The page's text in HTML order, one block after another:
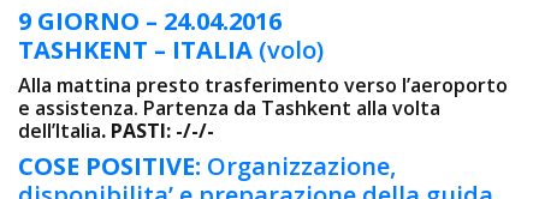
9 GIORNO – 24.04.2016
TASHKENT – ITALIA (volo)
Alla mattina presto trasferimento verso l’aeroporto
e assistenza. Partenza da Tashkent alla volta
dell’Italia. PASTI: -/-/-
COSE POSITIVE: Organizzazione,